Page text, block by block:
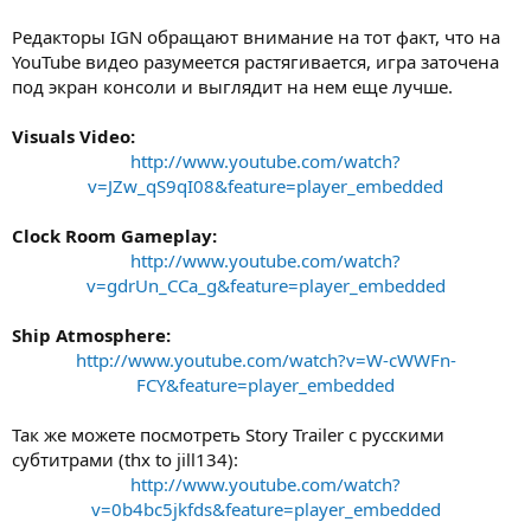
Редакторы IGN обращают внимание на тот факт, что на
YouTube видео разумеется растягивается, игра заточена
под экран консоли и выглядит на нем еще лучше.
Visuals Video:
http://www.youtube.com/watch?
v=JZw_qS9qI08&feature=player_embedded
Clock Room Gameplay:
http://www.youtube.com/watch?
v=gdrUn_CCa_g&feature=player_embedded
Ship Atmosphere:
http://www.youtube.com/watch?v=W-cWWFn-
FCY&feature=player_embedded
Так же можете посмотреть Story Trailer с русскими
субтитрами (thx to jill134):
http://www.youtube.com/watch?
v=0b4bc5jkfds&feature=player_embedded